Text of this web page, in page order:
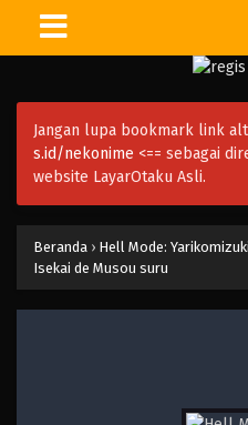
Jangan lupa bookmark link
s.id/nekonime <== sebagai
website LayarOtaku Asli.
Beranda › Hell Mode:
Isekai de Musou suru